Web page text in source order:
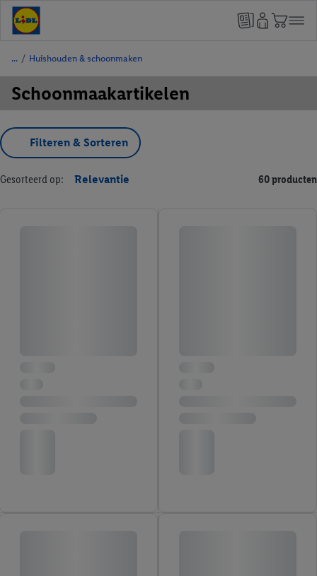
/ Huishouden & schoonmaken
Schoonmaakartikelen
Filteren & Sorteren
Gesorteerd op: Relevantie 60 producten